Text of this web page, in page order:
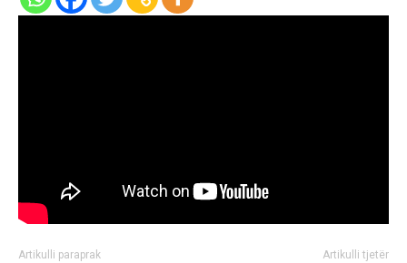
Artikulli paraprak Artikulli tjetër